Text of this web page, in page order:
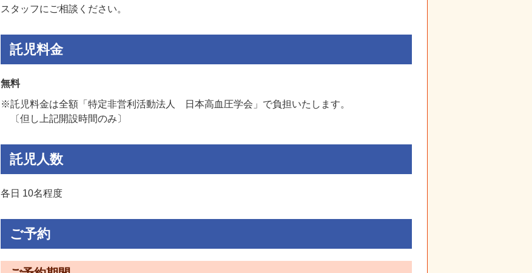
スタッフにご相談ください。
託児料金
無料
※託児料金は全額「特定非営利活動法人 日本高血圧学会」で負担いたします。
〔但し上記開設時間のみ〕
託児人数
各日 10名程度
ご予約